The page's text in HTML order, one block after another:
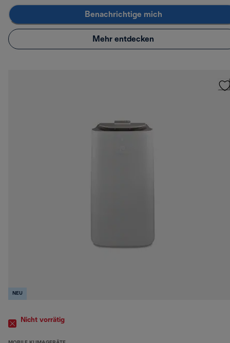
Benachrichtige mich
Mehr entdecken
NEU
Nicht vorrätig